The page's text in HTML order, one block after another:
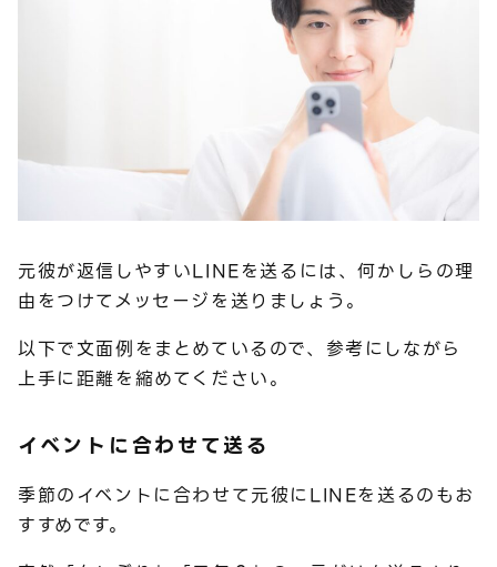
元彼が返信しやすいLINEを送るには、何かしらの理
由をつけてメッセージを送りましょう。
以下で文面例をまとめているので、参考にしながら
上手に距離を縮めてください。
イベントに合わせて送る
季節のイベントに合わせて元彼にLINEを送るのもお
すすめです。